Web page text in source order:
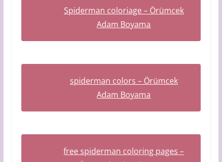
Spiderman coloriage – Örümcek
Adam Boyama
spiderman colors – Örümcek
Adam Boyama
free spiderman coloring pages –